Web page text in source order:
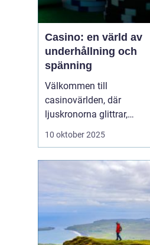
Casino: en värld av
underhållning och
spänning
Välkommen till
casinovärlden, där
ljuskronorna glittrar,
spänningen ligger i
varje hörn. Casinon
erbjuder en unik
kombination av
underhållning, sociala
möten...
10 oktober 2025